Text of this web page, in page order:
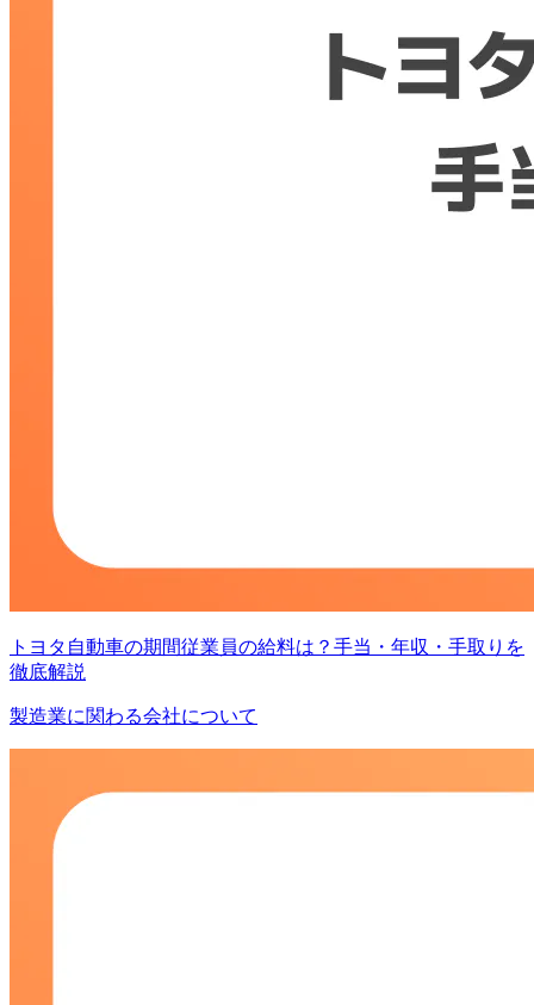
トヨタ自動車の期間従業員の給料は？手当・年収・手取りを
徹底解説
製造業に関わる会社について